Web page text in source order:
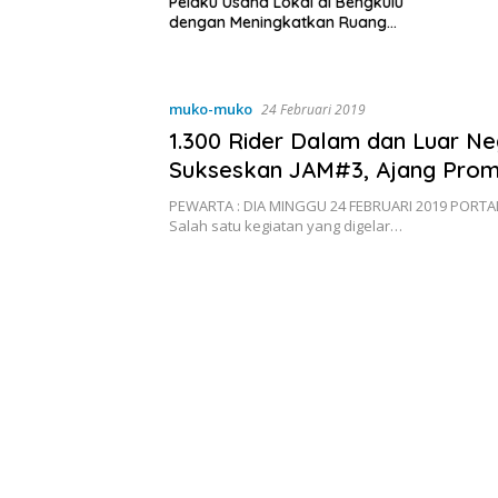
muko-muko 24 Februari 2019
1.300 Rider Dalam dan Luar
Sukseskan JAM#3, Ajang
Daerah Serta Dukung Visit 2020
Wonderful Bengkulu
PEWARTA : DIA MINGGU 24 FEBRUARI 2019
Salah satu kegiatan yang digelar…